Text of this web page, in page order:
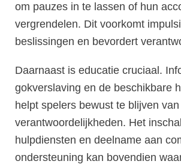
om pauzes in te lassen of hun
vergrendelen. Dit voorkomt
beslissingen en bevordert
Daarnaast is educatie cruciaal.
gokverslaving en de beschikbare
helpt spelers bewust te blijven
verantwoordelijkheden. Het
hulpdiensten en deelname aan
ondersteuning kan bovendien